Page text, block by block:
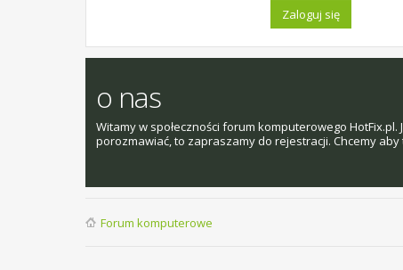
o nas
Witamy w społeczności forum komputerowego
porozmawiać, to zapraszamy do rejestracji. Chcemy aby
Forum komputerowe